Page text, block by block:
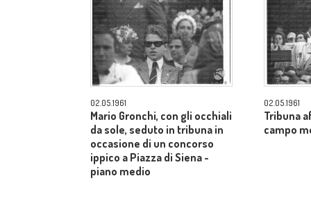
02.05.1961
Mario Gronchi, con gli occhiali
da sole, seduto in tribuna in
occasione di un concorso
ippico a Piazza di Siena -
piano medio
02.05.1961
Tribuna
campo